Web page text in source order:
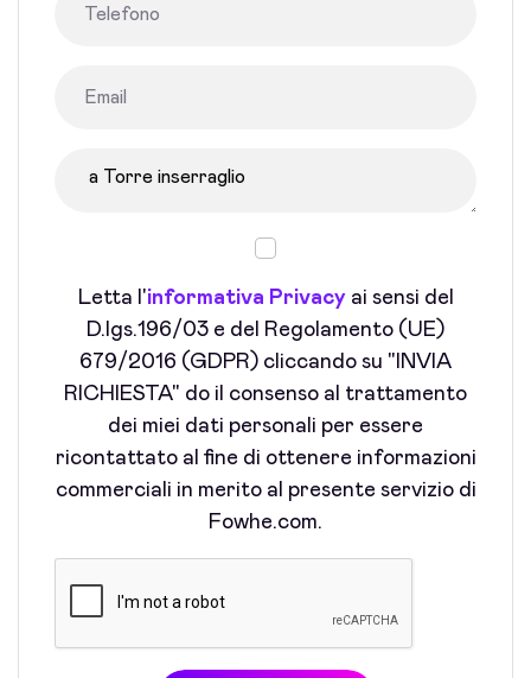
Letta l'informativa Privacyai sensi del
D.lgs.196/03 e del Regolamento (UE)
679/2016 (GDPR) cliccando su "INVIA
RICHIESTA" do il consenso al trattamento
dei miei dati personali per essere
ricontattato al fine di ottenere informazioni
commerciali in merito al presente servizio di
Fowhe.com.